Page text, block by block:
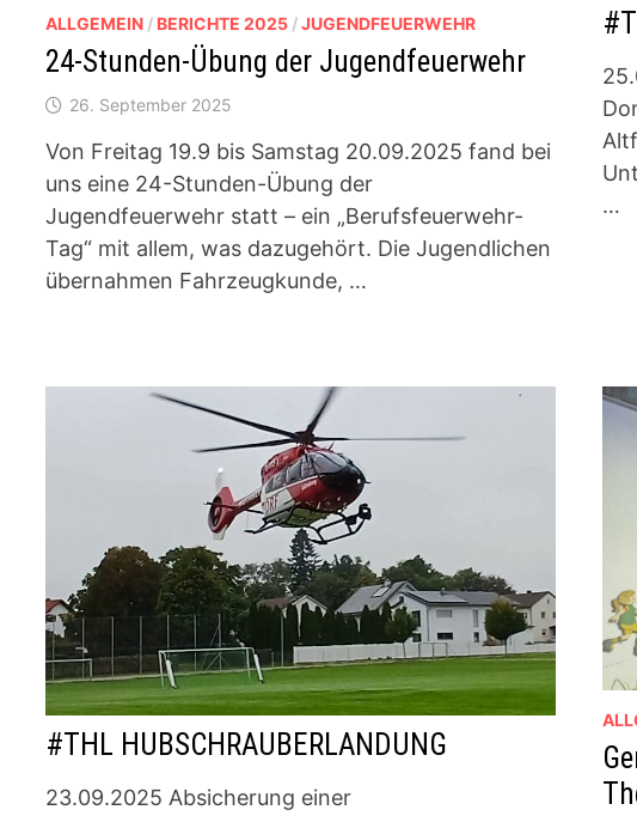
ALLGEMEIN / BERICHTE 2025 /JUGENDFEUERWEHR
24-Stunden-Übung der Jugendfeuerwehr
26. September 2025
Von Freitag 19.9 bis Samstag 20.09.2025 fand bei
uns eine 24-Stunden-Übung der
Jugendfeuerwehr statt – ein „Berufsfeuerwehr-
Tag“ mit allem, was dazugehört. Die Jugendlichen
übernahmen Fahrzeugkunde, …
…
#THL HUBSCHRAUBERLANDUNG
23.09.2025 Absicherung einer